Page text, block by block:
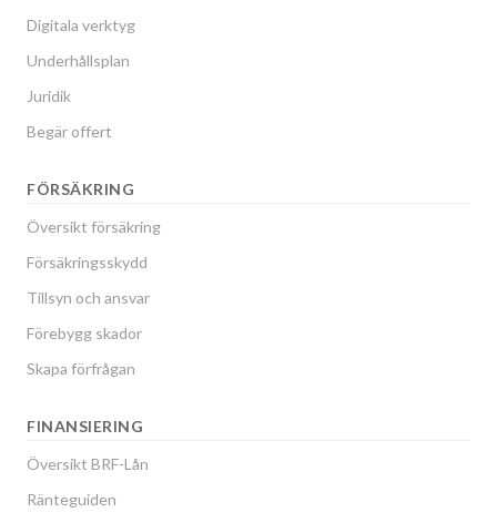
Digitala verktyg
Underhållsplan
Juridik
Begär offert
FÖRSÄKRING
Översikt försäkring
Försäkringsskydd
Tillsyn och ansvar
Förebygg skador
Skapa förfrågan
FINANSIERING
Översikt BRF-Lån
Ränteguiden